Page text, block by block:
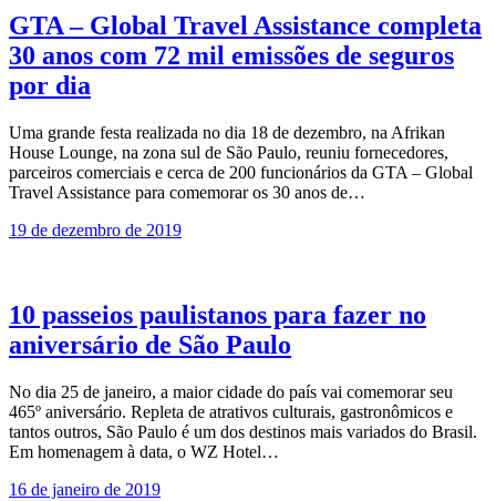
GTA – Global Travel Assistance completa
30 anos com 72 mil emissões de seguros
por dia
Uma grande festa realizada no dia 18 de dezembro, na Afrikan
House Lounge, na zona sul de São Paulo, reuniu fornecedores,
parceiros comerciais e cerca de 200 funcionários da GTA – Global
Travel Assistance para comemorar os 30 anos de…
19 de dezembro de 2019
10 passeios paulistanos para fazer no
aniversário de São Paulo
No dia 25 de janeiro, a maior cidade do país vai comemorar seu
465º aniversário. Repleta de atrativos culturais, gastronômicos e
tantos outros, São Paulo é um dos destinos mais variados do Brasil.
Em homenagem à data, o WZ Hotel…
16 de janeiro de 2019